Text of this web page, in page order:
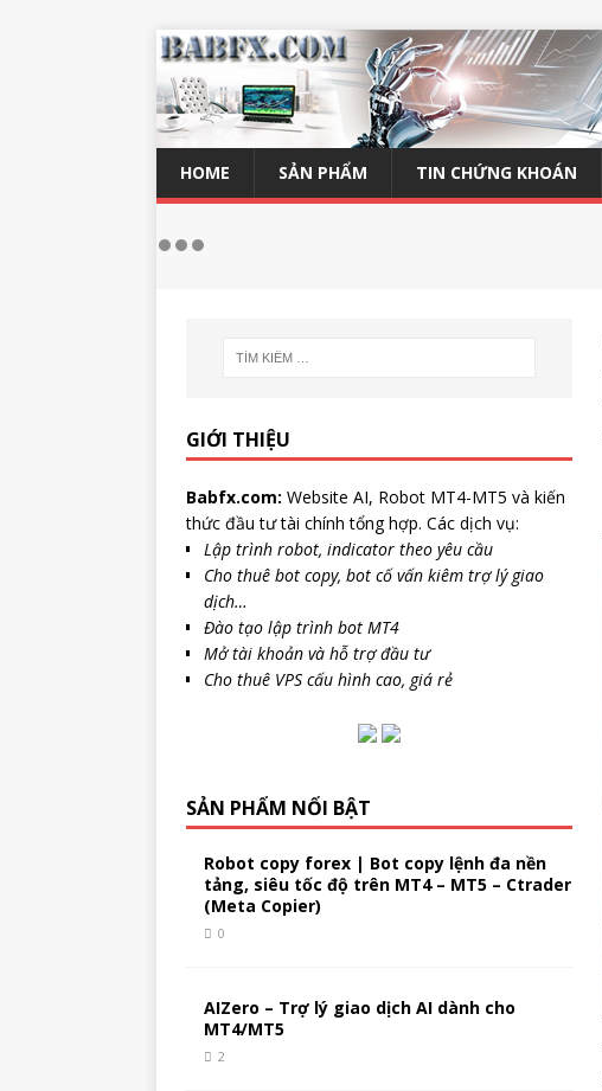
HOME SẢN PHẨM TIN CHỨNG KHOÁN
GIỚI THIỆU
Babfx.com: Website AI, Robot MT4-MT5 và kiến
thức đầu tư tài chính tổng hợp. Các dịch vụ:
Lập trình robot, indicator theo yêu cầu
Cho thuê bot copy, bot cố vấn kiêm trợ lý giao
dịch…
Đào tạo lập trình bot MT4
Mở tài khoản và hỗ trợ đầu tư
Cho thuê VPS cấu hình cao, giá rẻ
SẢN PHẨM NỔI BẬT
Robot copy forex | Bot copy lệnh đa nền
tảng, siêu tốc độ trên MT4 – MT5 – Ctrader
(Meta Copier)
0
AIZero – Trợ lý giao dịch AI dành cho
MT4/MT5
2